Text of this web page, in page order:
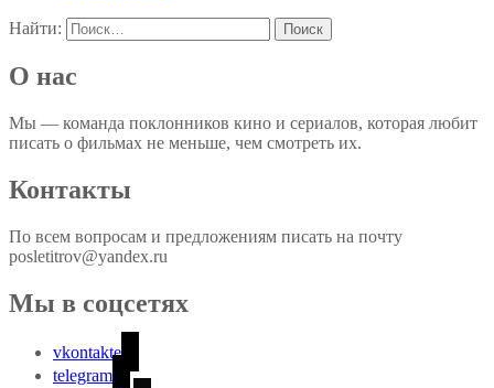
Найти:
О нас
Мы — команда поклонников кино и сериалов, которая любит
писать о фильмах не меньше, чем смотреть их.
Контакты
По всем вопросам и предложениям писать на почту
posletitrov@yandex.ru
Мы в соцсетях
vkontakte
telegram